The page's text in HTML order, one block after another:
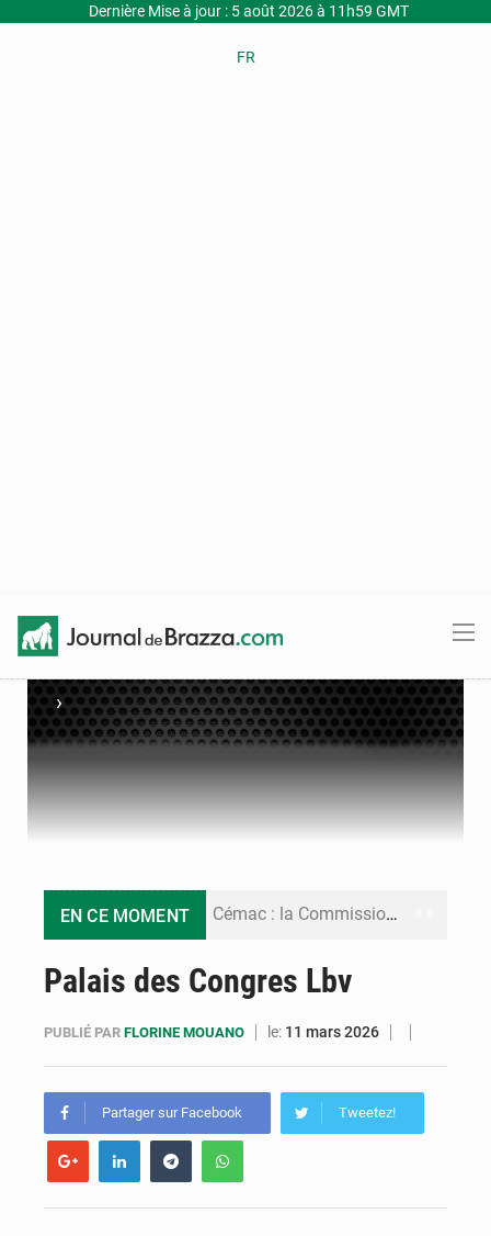
Dernière Mise à jour : 5 août 2026 à 11h59 GMT
FR
›
EN CE MOMENT Cémac : la Commission présente à Denis Sassou N’Guesso sa feuille de route
Congo : deux nouveaux ambassadeurs présentent leurs lettres de créance
Palais des Congres Lbv
PUBLIÉ PAR FLORINE MOUANO le: 11 mars 2026
Partager sur Facebook Tweetez!